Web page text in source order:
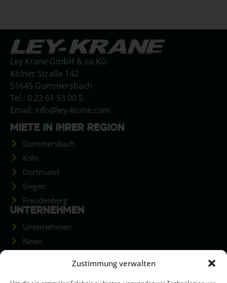
Zustimmung verwalten
Ley Krane GmbH & co.KG
Kölner Straße 142
51645 Gummersbach
Tel.: 0 22 61 53 00 5
Email: info@ley-krane.com
MIETE IN IHRER REGION
Gummersbach
Köln
Dortmund
Siegen
Freudenberg
UNTERNEHMEN
Unternehmen
News